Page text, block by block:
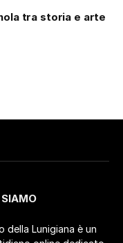
tra storia e arte
SIAMO
della Lunigiana è un